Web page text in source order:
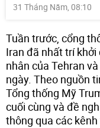
31 Tháng Năm, 08:10
Tuần trước, cổng
Iran đã nhất trí
nhân của Tehran
ngày. Theo nguồn
Tổng thống Mỹ
cuối cùng và đề
thông qua các kênh